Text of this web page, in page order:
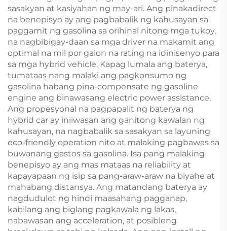
sasakyan at kasiyahan ng may-ari. Ang pinakadirect
na benepisyo ay ang pagbabalik ng kahusayan sa
paggamit ng gasolina sa orihinal nitong mga tukoy,
na nagbibigay-daan sa mga driver na makamit ang
optimal na mil por galon na rating na idinisenyo para
sa mga hybrid vehicle. Kapag lumala ang baterya,
tumataas nang malaki ang pagkonsumo ng
gasolina habang pina-compensate ng gasoline
engine ang binawasang electric power assistance.
Ang propesyonal na pagpapalit ng baterya ng
hybrid car ay iniiwasan ang ganitong kawalan ng
kahusayan, na nagbabalik sa sasakyan sa layuning
eco-friendly operation nito at malaking pagbawas sa
buwanang gastos sa gasolina. Isa pang malaking
benepisyo ay ang mas mataas na reliability at
kapayapaan ng isip sa pang-araw-araw na biyahe at
mahabang distansya. Ang matandang baterya ay
nagdudulot ng hindi maasahang pagganap,
kabilang ang biglang pagkawala ng lakas,
nabawasan ang acceleration, at posibleng